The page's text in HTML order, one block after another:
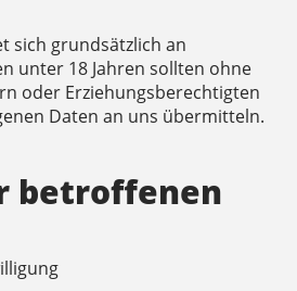
sich grundsätzlich an
unter 18 Jahren sollten ohne
oder Erziehungsberechtigten
Daten an uns übermitteln.
betroffenen